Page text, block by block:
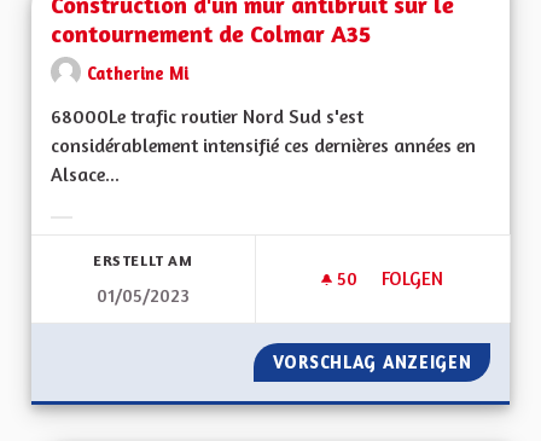
contournement de Colmar A35
Catherine Mi
68000Le trafic routier Nord Sud s'est
considérablement intensifié ces dernières années en
Alsace...
ERSTELLT AM
01/05/2023
50 50 FOLLOWER
FOLGEN
CONSTRUCTION
VORSCHLAG ANZEIGEN